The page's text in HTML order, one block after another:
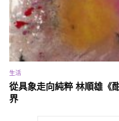
蛾類毛毛蟲的世界很廣大，甚至出
Seldon穿過的「都卜勒效應
的，心臟更大顆的人就自己看吧～
生活
從具象走向純粹 林順雄《
界